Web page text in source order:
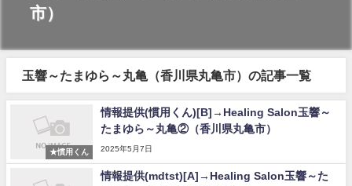
市）
玉響～たまゆら～丸亀（香川県丸亀市）の記事一覧
★慣用くん
情報提供(慣用くん)[B]→Healing Salon玉響～
たまゆら～丸亀②（香川県丸亀市）
2025年5月7日
情報提供(mdtst)[A]→Healing Salon玉響～た